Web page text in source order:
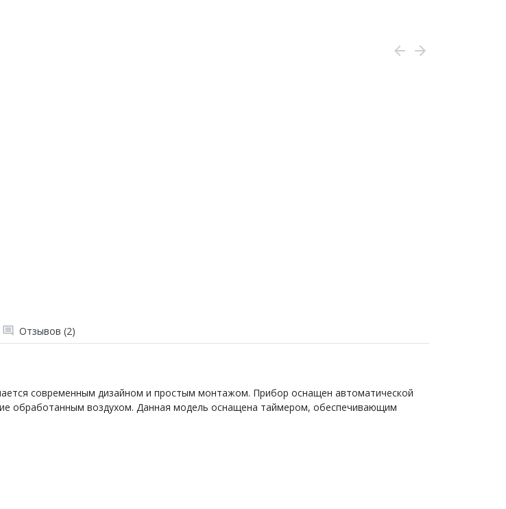
Отзывов (2)
современным дизайном и простым монтажом. Прибор оснащен автоматической
обработанным воздухом. Данная модель оснащена таймером, обеспечивающим